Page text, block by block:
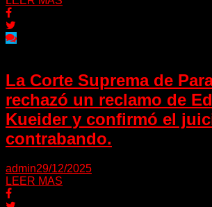
La Corte Suprema de
rechazó un reclamo de
Kueider y confirmó el
contrabando.
admin29/12/2025
LEER MAS